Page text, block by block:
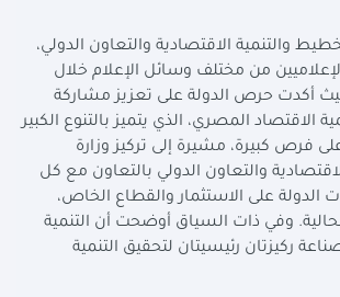
والتنمية الاقتصادية والتعاون الدولي،
من مختلف وسائل الإعلام خلال
أكدت حرص الدولة على تعزيز مشاركة
الاقتصاد المصري، الذي يتميز بالتنوع الكبير
فرص كبيرة، مشيرة إلى تركيز وزارة
والتعاون الدولي بالتعاون مع كل
الدولة على الاستثمار والقطاع الخاص،
وفي ذات السياق أوضحت أن التنمية
ركيزتان رئيسيتان لتحقيق التنمية